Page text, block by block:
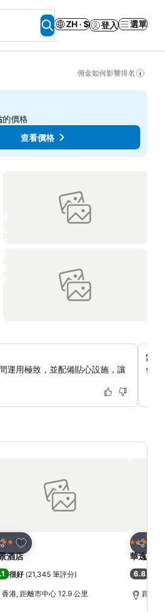
ZH · $ 登入 選單
佣金如何影響排名
的價格
查看價格
運用極致，並配備貼心設施，讓
無縫
你可
享
放到收藏夾
級 酒店
酒店
很好 (21,345 筆評分)
香港, 距離市中心 12.9 公里
分享
3 星級
華逸酒店
6.8
距離